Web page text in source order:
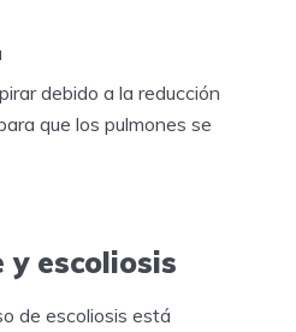
debido a la reducción
que los pulmones se
y escoliosis
de escoliosis está